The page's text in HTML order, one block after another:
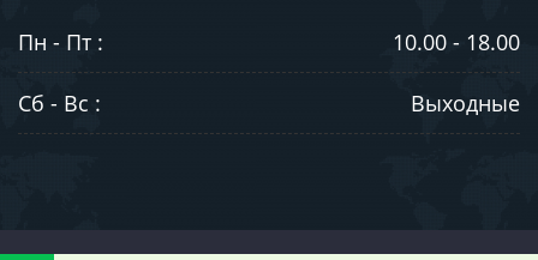
Пн - Пт : 10.00 - 18.00
Сб - Вс : Выходные